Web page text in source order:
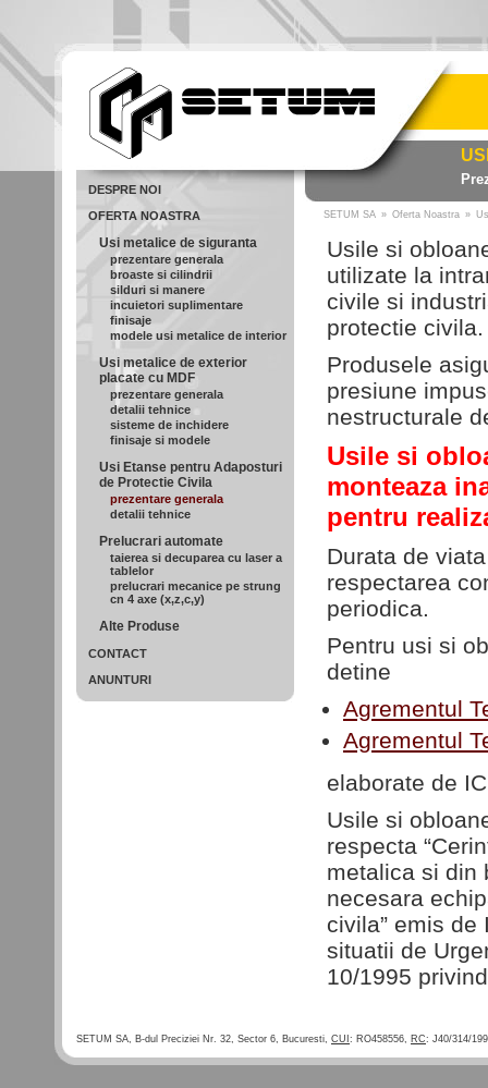
DESPRE NOI
OFERTA NOASTRA
Usi metalice de siguranta
prezentare generala
broaste si cilindrii
silduri si manere
incuietori suplimentare
finisaje
modele usi metalice de interior
Usi metalice de exterior
placate cu MDF
prezentare generala
detalii tehnice
sisteme de inchidere
finisaje si modele
Usi Etanse pentru Adaposturi
de Protectie Civila
prezentare generala
detalii tehnice
Prelucrari automate
taierea si decuparea cu laser a
tablelor
prelucrari mecanice pe strung
cn 4 axe (x,z,c,y)
Alte Produse
CONTACT
ANUNTURI
SETUM SA » Oferta Noastra »
Usile si
utilizate la
civile si
protectie civila.
Produsele
presiune
nestructurale
Usile si
monteaza
pentru
Durata de
respectarea
periodica.
Pentru usi si
detine
Agrementul
Agrementul
elaborate de
Usile si
respecta
metalica si din
necesara
civila” emis de
situatii de
10/1995
SETUM SA, B-dul Preciziei Nr. 32, Sector 6, Bucuresti, CUI : RO458556, RC: J40/314/